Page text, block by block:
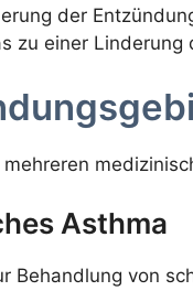
der
zu einer
Asthma
Behandlung von